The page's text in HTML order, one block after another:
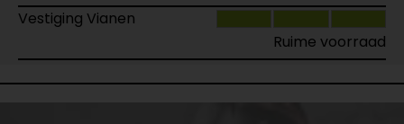
Vestiging Vianen
Ruime voorraad